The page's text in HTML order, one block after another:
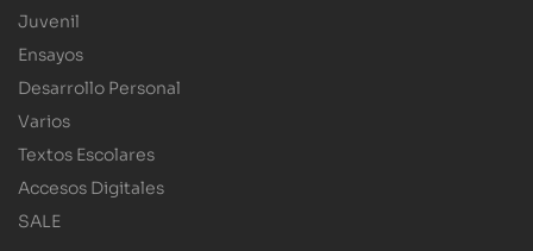
Juvenil
Ensayos
Desarrollo Personal
Varios
Textos Escolares
Accesos Digitales
SALE